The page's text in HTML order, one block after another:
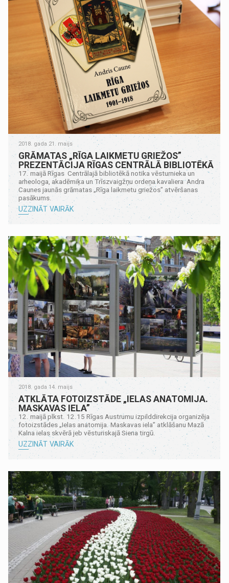
2018. gada 21. maijs
GRĀMATAS „RĪGA LAIKMETU GRIEŽOS”
PREZENTĀCIJA RĪGAS CENTRĀLĀ BIBLIOTĒKĀ
17. maijā Rīgas Centrālajā bibliotēkā notika vēsturnieka un
arheologa, akadēmiķa un Trīszvaigžņu ordeņa kavaliera Andra
Caunes jaunās grāmatas „Rīga laikmetu griežos” atvēršanas
pasākums.
UZZINĀT VAIRĀK
2018. gada 14. maijs
ATKLĀTA FOTOIZSTĀDE „IELAS ANATOMIJA.
MASKAVAS IELA”
12. maijā plkst. 12.15 Rīgas Austrumu izpilddirekcija organizēja
fotoizstādes „Ielas anatomija. Maskavas iela” atklāšanu Mazā
Kalna ielas skvērā jeb vēsturiskajā Siena tirgū.
UZZINĀT VAIRĀK